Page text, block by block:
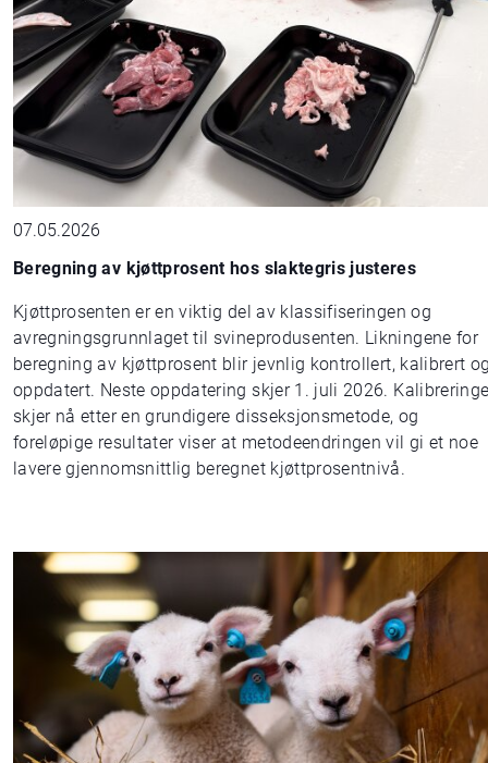
07.05.2026
Beregning av kjøttprosent hos slaktegris justeres
Kjøttprosenten er en viktig del av klassifiseringen og
avregningsgrunnlaget til svineprodusenten. Likningene for
beregning av kjøttprosent blir jevnlig kontrollert, kalibrert
oppdatert. Neste oppdatering skjer 1. juli 2026.
skjer nå etter en grundigere disseksjonsmetode, og
foreløpige resultater viser at metodeendringen vil gi et noe
lavere gjennomsnittlig beregnet kjøttprosentnivå.